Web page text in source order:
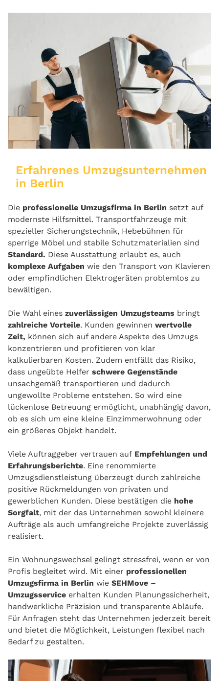
Erfahrenes Umzugsunternehmen
in Berlin
Die professionelle Umzugsfirma in Berlin setzt auf
modernste Hilfsmittel. Transportfahrzeuge mit
spezieller Sicherungstechnik, Hebebühnen für
sperrige Möbel und stabile Schutzmaterialien sind
Standard. Diese Ausstattung erlaubt es, auch
komplexe Aufgaben wie den Transport von Klavieren
oder empfindlichen Elektrogeräten problemlos zu
bewältigen.
Die Wahl eines zuverlässigen Umzugsteams bringt
zahlreiche Vorteile. Kunden gewinnen wertvolle
Zeit, können sich auf andere Aspekte des Umzugs
konzentrieren und profitieren von klar
kalkulierbaren Kosten. Zudem entfällt das Risiko,
dass ungeübte Helfer schwere Gegenstände
unsachgemäß transportieren und dadurch
ungewollte Probleme entstehen. So wird eine
lückenlose Betreuung ermöglicht, unabhängig davon,
ob es sich um eine kleine Einzimmerwohnung oder
ein größeres Objekt handelt.
Viele Auftraggeber vertrauen auf Empfehlungen und
Erfahrungsberichte. Eine renommierte
Umzugsdienstleistung überzeugt durch zahlreiche
positive Rückmeldungen von privaten und
gewerblichen Kunden. Diese bestätigen die hohe
Sorgfalt, mit der das Unternehmen sowohl kleinere
Aufträge als auch umfangreiche Projekte zuverlässig
realisiert.
Ein Wohnungswechsel gelingt stressfrei, wenn er von
Profis begleitet wird. Mit einer professionellen
Umzugsfirma in Berlin wie SEHMove –
Umzugsservice erhalten Kunden Planungssicherheit,
handwerkliche Präzision und transparente Abläufe.
Für Anfragen steht das Unternehmen jederzeit bereit
und bietet die Möglichkeit, Leistungen flexibel nach
Bedarf zu gestalten.